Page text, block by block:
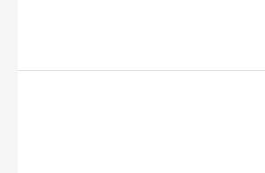
servant